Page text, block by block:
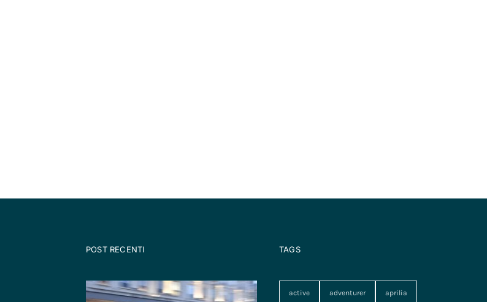
POST RECENTI TAGS
active adventurer aprilia